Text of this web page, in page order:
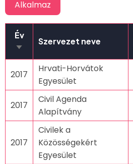
Év
Növekvő
rendezés
Szervezet neve
2017
Hrvati-Horvátok
Egyesület
2017
Civil Agenda
Alapítvány
2017
Civilek a
Közösségekért
Egyesület